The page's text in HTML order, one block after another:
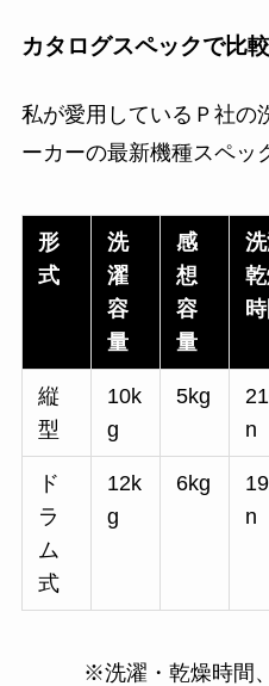
カタログスペックで比較
私が愛用しているＰ社の
ーカーの最新機種スペッ
形
式
洗
濯
容
量
感
想
容
量
縦
型
10k
g
5kg
n
ド
ラ
ム
式
12k
g
6kg
n
※洗濯・乾燥時間